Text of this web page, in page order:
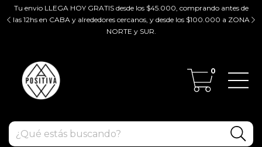
Tu envio LLEGA HOY GRATIS desde los $45.000, comprando antes de
las 12hs en CABA y alrededores cercanos, y desde los $100.000 a ZONA
NORTE y SUR.
0